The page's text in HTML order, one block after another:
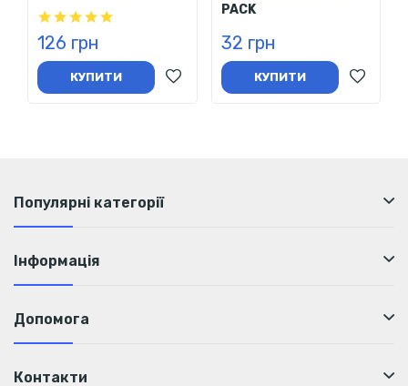
126 грн
КУПИТИ
PACK
32 грн
КУПИТИ
Популярні категорії
Інформація
Допомога
Контакти